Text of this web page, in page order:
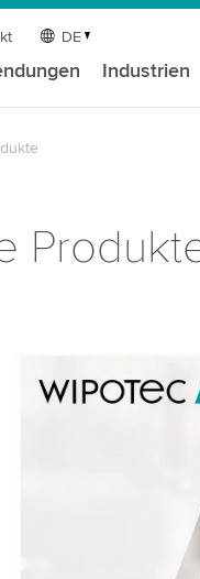
DE
Industrien
Wir benötigen
Wir verwenden
einzubetten, der
Bitte überprüfen
Dienst, um dieses